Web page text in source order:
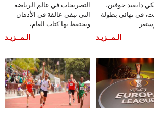
دايفيد جوفين،
في نهائي بطولة
.
الـمــزيـد
التصريحات في عالم الرياضة
التي تبقى عالقة في الأذهان
ويحتفظ بها كتاب العام، . .
الـمــزيـد